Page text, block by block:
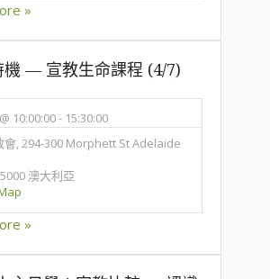
»
機 — 宣教生命課程 (4/7)
10:00:00- 15:30:00
會,294-300 Morphett St Adelaide
5000澳大利亞
»